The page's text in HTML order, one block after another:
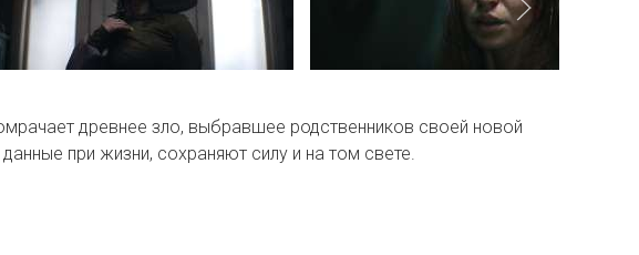
древнее зло, выбравшее родственников своей новой
при жизни, сохраняют силу и на том свете.